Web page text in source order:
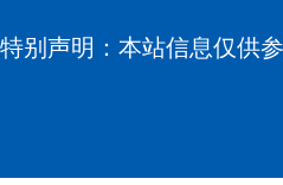
特别声明：本站信息仅供